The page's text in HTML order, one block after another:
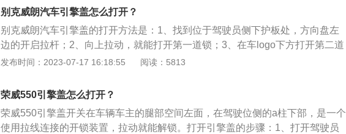
升级，2019款别克昂科威对国六版20T车型的驱动系统也做了全面革新，搭载全
新调校的1.5T-SIDI直喷涡轮增压发动机与升级后的7速DCG双离合变速箱，可输
出124kW（169PS）/5600rpm最大功率和250N·m/1700-4400rpm最大扭矩；而2
8T车型则继续搭载2.0T-SIDI直喷涡轮增压发动机，匹配9速手自一体变速箱，最
大功率191kW（260PS），最大扭矩400N·m。
别克威朗汽车引擎盖怎么打开？
别克威朗汽车引擎盖的打开方法是：1、找到位于驾驶员侧下护板处，方向盘左
边的开启拉杆；2、向上拉动，就能打开第一道锁；3、在车logo下方打开第二道
锁即可打开引擎盖。以2020款别克威朗自动进取型为例，其车身尺寸是：长4723
为455l。2020款别克威朗自动进取型搭载了1.0t涡轮增压发动机，最大马力为125
匹，最大功率为92千瓦，与其匹配的是6挡手自一体变速箱。
发布时间：2023-07-17 16:18:55 阅读：5813
荣威550引擎盖怎么打开？
荣威550引擎盖开关在车辆车主的腿部空间左面，在驾驶位侧的a柱下部，是一个
使用拉线连接的开锁装置，拉动就能解锁。打开引擎盖的步骤：1、打开驾驶员